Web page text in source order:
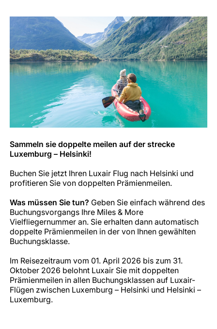
Sammeln sie doppelte meilen auf der strecke
Luxemburg – Helsinki!
Buchen Sie jetzt Ihren Luxair Flug nach Helsinki und
profitieren Sie von doppelten Prämienmeilen.
Was müssen Sie tun? Geben Sie einfach während des
Buchungsvorgangs Ihre Miles & More
Vielfliegernummer an. Sie erhalten dann automatisch
doppelte Prämienmeilen in der von Ihnen gewählten
Buchungsklasse.
Im Reisezeitraum vom 01. April 2026 bis zum 31.
Oktober 2026 belohnt Luxair Sie mit doppelten
Prämienmeilen in allen Buchungsklassen auf Luxair-
Flügen zwischen Luxemburg – Helsinki und Helsinki –
Luxemburg.